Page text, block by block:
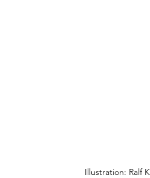
Illustration: Ralf